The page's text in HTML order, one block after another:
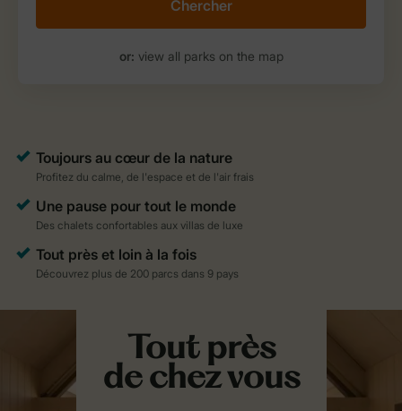
Chercher
or: view all parks on the map